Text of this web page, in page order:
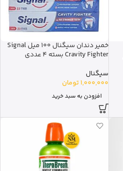
خمیر دندان سیگنال 100 میل Signal
Cravity Fighter بسته 4 عددی
سیگنال
1,000,000 تومان
افزودن به سبد خرید